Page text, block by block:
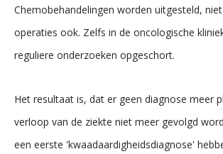
Chemobehandelingen worden uitgesteld,
operaties ook. Zelfs in de oncologische
reguliere onderzoeken opgeschort.
Het resultaat is, dat er geen diagnose meer
verloop van de ziekte niet meer gevolgd
een eerste 'kwaadaardigheidsdiagnose'